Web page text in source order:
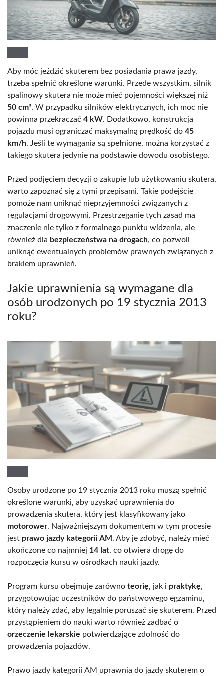
Aby móc jeździć skuterem bez posiadania prawa jazdy,
trzeba spełnić określone warunki. Przede wszystkim, silnik
spalinowy skutera nie może mieć pojemności większej niż
50 cm³. W przypadku silników elektrycznych, ich moc nie
powinna przekraczać 4 kW. Dodatkowo, konstrukcja
pojazdu musi ograniczać maksymalną prędkość do 45
km/h. Jeśli te wymagania są spełnione, można korzystać z
takiego skutera jedynie na podstawie dowodu osobistego.
Przed podjęciem decyzji o zakupie lub użytkowaniu skutera,
warto zapoznać się z tymi przepisami. Takie podejście
pomoże nam uniknąć nieprzyjemności związanych z
regulacjami drogowymi. Przestrzeganie tych zasad ma
znaczenie nie tylko z formalnego punktu widzenia, ale
również dla bezpieczeństwa na drogach, co pozwoli
uniknąć ewentualnych problemów prawnych związanych z
brakiem uprawnień.
Jakie uprawnienia są wymagane dla
osób urodzonych po 19 stycznia 2013
roku?
Osoby urodzone po 19 stycznia 2013 roku muszą spełnić
określone warunki, aby uzyskać uprawnienia do
prowadzenia skutera, który jest klasyfikowany jako
motorower. Najważniejszym dokumentem w tym procesie
jest prawo jazdy kategorii AM . Aby je zdobyć, należy mieć
ukończone co najmniej 14 lat, co otwiera drogę do
rozpoczęcia kursu w ośrodkach nauki jazdy.
Program kursu obejmuje zarówno teorię, jak i praktykę,
przygotowując uczestników do państwowego egzaminu,
który należy zdać, aby legalnie poruszać się skuterem. Przed
przystąpieniem do nauki warto również zadbać o
orzeczenie lekarskie potwierdzające zdolność do
prowadzenia pojazdów.
Prawo jazdy kategorii AM uprawnia do jazdy skuterem o